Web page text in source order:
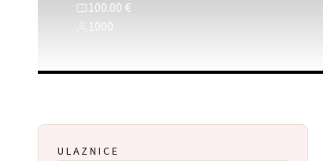
100.00 €
1000
ULAZNICE